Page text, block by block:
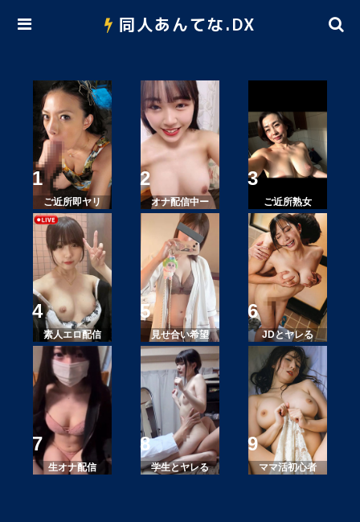
同人あんてな.DX
ご近所即ヤリ オナ配信中ー ご近所熟女
素人エロ配信 見せ合い希望 JDとヤレる
生オナ配信 学生とヤレる ママ活初心者